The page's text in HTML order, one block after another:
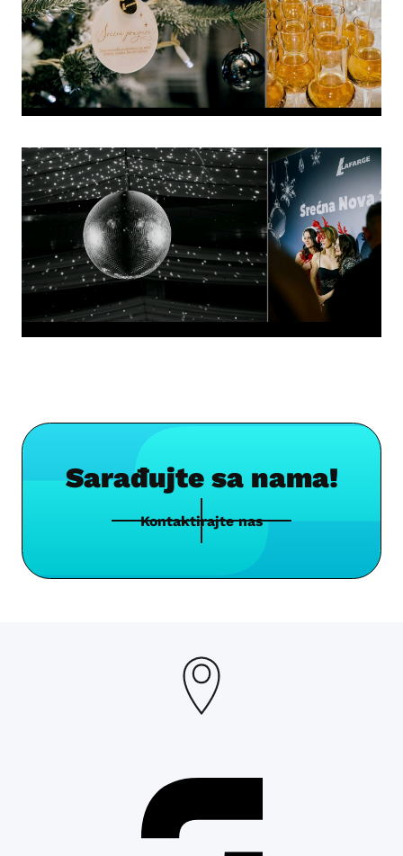
Sarađujte sa nama!
Kontaktirajte nas